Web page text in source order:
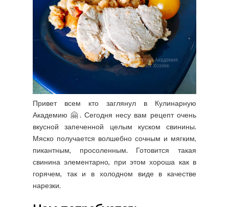
Привет всем кто заглянул в Кулинарную
Академию 🤗. Сегодня несу вам рецепт очень
вкусной запеченной целым куском свинины.
Мяско получается волшебно сочным и мягким,
пикантным, просоленным. Готовится такая
свинина элементарно, при этом хороша как в
горячем, так и в холодном виде в качестве
нарезки.